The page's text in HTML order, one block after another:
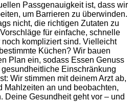
Passgenauigkeit ist, dass wir
um Barrieren zu überwinden.
nicht, die richtigen Zutaten zu
für einfache, schnelle
kompliziert sind. Vielleicht
Küchen? Wir bauen
Plan ein, sodass Essen Genuss
Einschränkung
Wir stimmen mit deinem Arzt ab,
Mahlzeiten an und beobachten,
Deine Gesundheit geht vor – und